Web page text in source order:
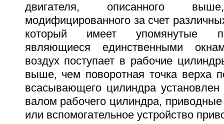
двигателя, описанного
модифицированного за счет
который имеет упомянутые
являющиеся единственными
воздух поступает в рабочие
выше, чем поворотная точка верха
всасывающего цилиндра
валом рабочего цилиндра,
или вспомогательное устройство